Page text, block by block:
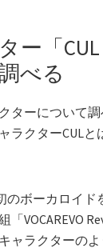
ー「CUL
べる
ターについて
ラクターCULと
のボーカロイ
「VOCAREVO
ャラクターの